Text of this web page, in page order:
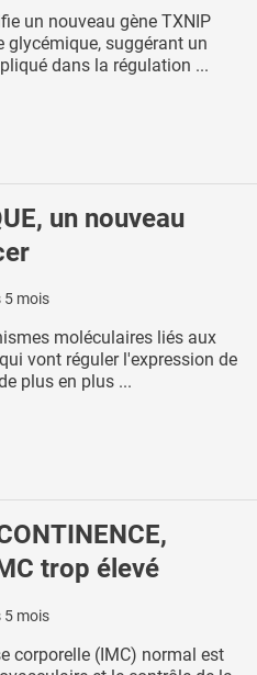
un nouveau gène TXNIP
suggérant un
dans la régulation ...
un nouveau
5 mois
moléculaires liés aux
vont réguler l'expression de
plus en plus ...
trop élevé
5 mois
corporelle (IMC) normal est